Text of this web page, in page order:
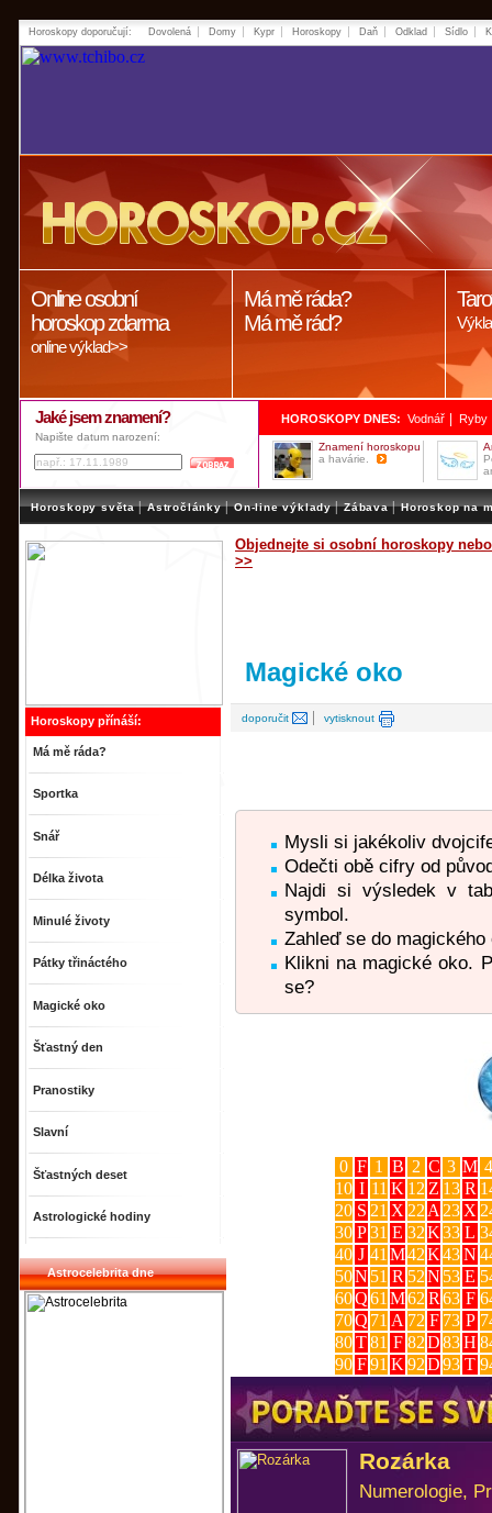
Horoskopy doporučují: Dovolená Domy Kypr Horoskopy Daň Odklad Sídlo
Online osobní
horoskop zdarma
online výklad>>
Má mě ráda?
Má mě rád?
Jaké jsem znamení?
Napište datum narození:
HOROSKOPY DNES: Vodnář Ryby
Znamení horoskopu
a havárie.
Horoskopy světa | Astročlánky | On-line výklady | Zábava | Horoskop na
Horoskopy přínáší:
Má mě ráda?
Sportka
Snář
Délka života
Minulé životy
Pátky třináctého
Magické oko
Šťastný den
Pranostiky
Slavní
Šťastných deset
Astrologické hodiny
Astrocelebrita dne
Objednejte si osobní horoskopy
>>
Magické oko
doporučit | vytisknout
Mysli si jakékoliv
Odečti obě cifry od
Najdi si výsledek v
symbol.
Zahleď se do
Klikni na magické oko.
se?
0 F 1 B 2 C 3 M 4
10 I 11 K 12 Z 13 R
20 S 21 X 22 A 23 X
30 P 31 E 32K33 L
40 J 41 M42K43N
50N 51 R 52N 53 E
60Q61 M62 R 63 F
70Q 71 A 72 F 73 P
80T81 F 82D83H
90 F 91 K 92D93 T
Rozárka
Numerologie,